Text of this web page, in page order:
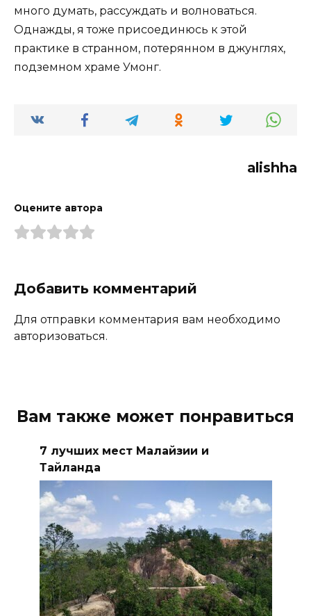
много думать, рассуждать и волноваться.
Однажды, я тоже присоединюсь к этой
практике в странном, потерянном в джунглях,
подземном храме Умонг.
alishha
Оцените автора
Добавить комментарий
Для отправки комментария вам необходимо
авторизоваться.
Вам также может понравиться
7 лучших мест Малайзии и
Тайланда